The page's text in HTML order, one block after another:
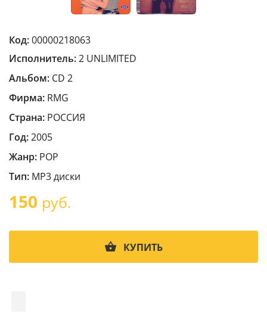
Код:00000218063
Исполнитель:2 UNLIMITED
Альбом: CD 2
Фирма: RMG
Страна: РОССИЯ
Год:2005
Жанр: POP
Тип: MP3 диски
150 руб.
КУПИТЬ